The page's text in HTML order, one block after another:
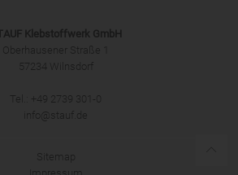
Klebstoffwerk GmbH
Oberhausener Straße 1
57234 Wilnsdorf
Tel.: +49 2739 301-0
info@stauf.de
Sitemap